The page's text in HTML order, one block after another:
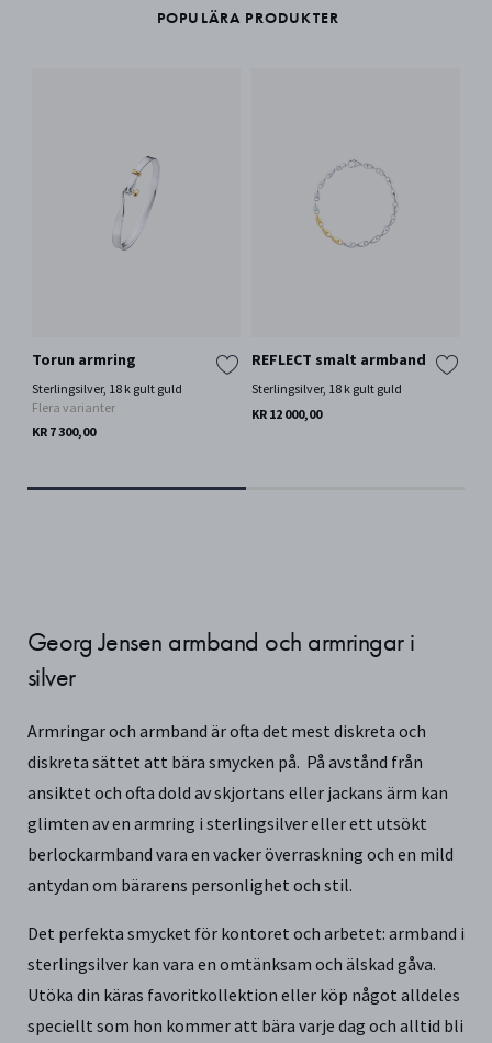
POPULÄRA PRODUKTER
Torun armring
Sterlingsilver, 18 k gult guld
Flera varianter
KR 7 300,00
REFLECT smalt armband
Sterlingsilver, 18 k gult guld
KR 12 000,00
Georg Jensen armband och armringar i
silver
Armringar och armband är ofta det mest diskreta och
diskreta sättet att bära smycken på. På avstånd från
ansiktet och ofta dold av skjortans eller jackans ärm kan
glimten av en armring i sterlingsilver eller ett utsökt
berlockarmband vara en vacker överraskning och en mild
antydan om bärarens personlighet och stil.
Det perfekta smycket för kontoret och arbetet: armband i
sterlingsilver kan vara en omtänksam och älskad gåva.
Utöka din käras favoritkollektion eller köp något alldeles
speciellt som hon kommer att bära varje dag och alltid bli